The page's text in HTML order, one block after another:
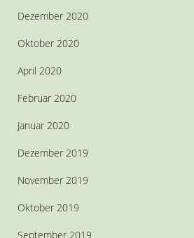
Dezember 2020
Oktober 2020
April 2020
Februar 2020
Januar 2020
Dezember 2019
November 2019
Oktober 2019
September 2019